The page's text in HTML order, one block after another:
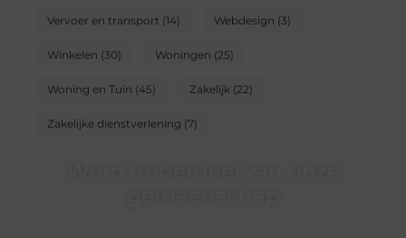
Vervoer en transport (14) Webdesign (3)
Winkelen (30) Woningen (25)
Woning en Tuin (45) Zakelijk(22)
Zakelijke dienstverlening (7)